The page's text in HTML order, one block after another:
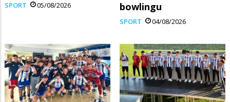
SPORT 05/08/2026
bowlingu
SPORT 04/08/2026